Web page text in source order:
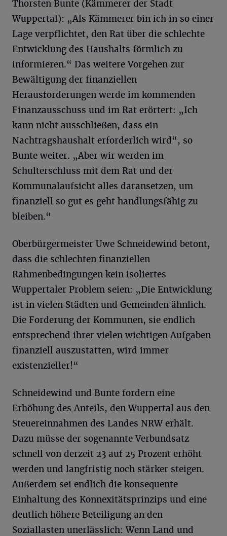
Thorsten Bunte (Kämmerer der Stadt
Wuppertal): „Als Kämmerer bin ich in so einer
Lage verpflichtet, den Rat über die schlechte
Entwicklung des Haushalts förmlich zu
informieren.“ Das weitere Vorgehen zur
Bewältigung der finanziellen
Herausforderungen werde im kommenden
Finanzausschuss und im Rat erörtert: „Ich
kann nicht ausschließen, dass ein
Nachtragshaushalt erforderlich wird“, so
Bunte weiter. „Aber wir werden im
Schulterschluss mit dem Rat und der
Kommunalaufsicht alles daransetzen, um
finanziell so gut es geht handlungsfähig zu
bleiben.“
Oberbürgermeister Uwe Schneidewind betont,
dass die schlechten finanziellen
Rahmenbedingungen kein isoliertes
Wuppertaler Problem seien: „Die Entwicklung
ist in vielen Städten und Gemeinden ähnlich.
Die Forderung der Kommunen, sie endlich
entsprechend ihrer vielen wichtigen Aufgaben
finanziell auszustatten, wird immer
existenzieller!“
Schneidewind und Bunte fordern eine
Erhöhung des Anteils, den Wuppertal aus den
Steuereinnahmen des Landes NRW erhält.
Dazu müsse der sogenannte Verbundsatz
schnell von derzeit 23 auf 25 Prozent erhöht
werden und langfristig noch stärker steigen.
Außerdem sei endlich die konsequente
Einhaltung des Konnexitätsprinzips und eine
deutlich höhere Beteiligung an den
Soziallasten unerlässlich: Wenn Land und